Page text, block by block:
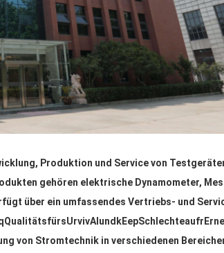
Produktion und Service von
gehören elektrische Dynamometer,
über ein umfassendes Vertriebs- und
QualitätsfürsUrvivAl und kEepSchlechteaufr
von Stromtechnik in verschiedenen